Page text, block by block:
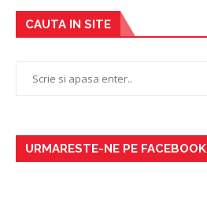
CAUTA IN SITE
URMARESTE-NE PE FACEBOOK